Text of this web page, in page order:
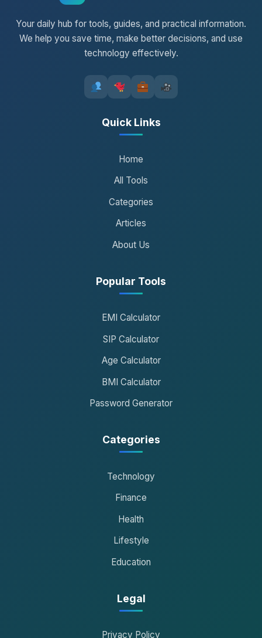
Your daily hub for tools, guides, and practical information.
We help you save time, make better decisions, and use
technology effectively.
Quick Links
Home
All Tools
Categories
Articles
About Us
Popular Tools
EMI Calculator
SIP Calculator
Age Calculator
BMI Calculator
Password Generator
Categories
Technology
Finance
Health
Lifestyle
Education
Legal
Privacy Policy